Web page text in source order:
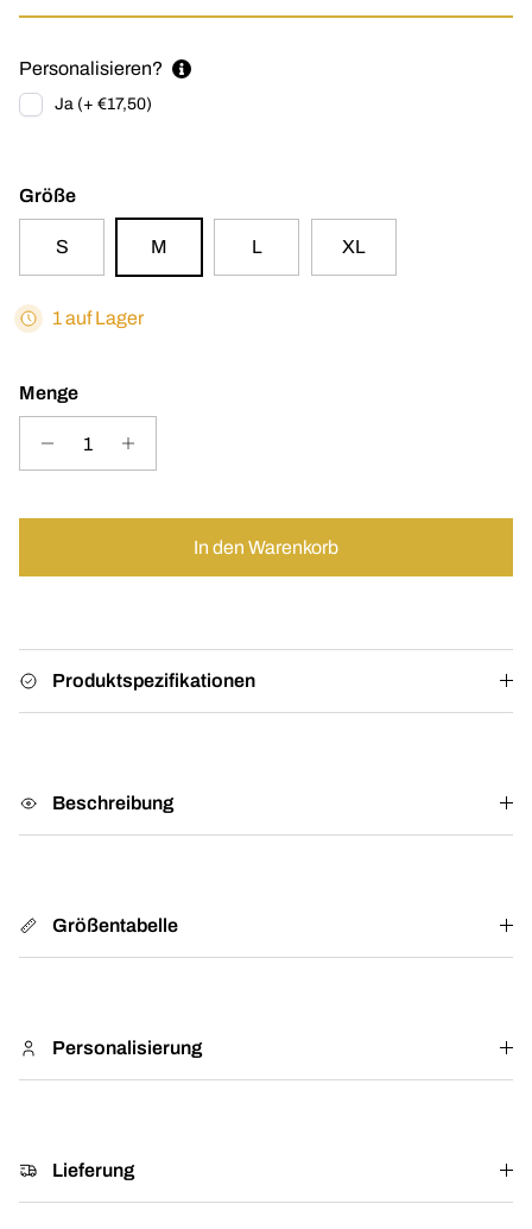
Personalisieren?
Ja (+ €17,50)
Größe
S M L XL
1 auf Lager
Menge
In den Warenkorb
Produktspezifikationen
Beschreibung
Größentabelle
Personalisierung
Lieferung